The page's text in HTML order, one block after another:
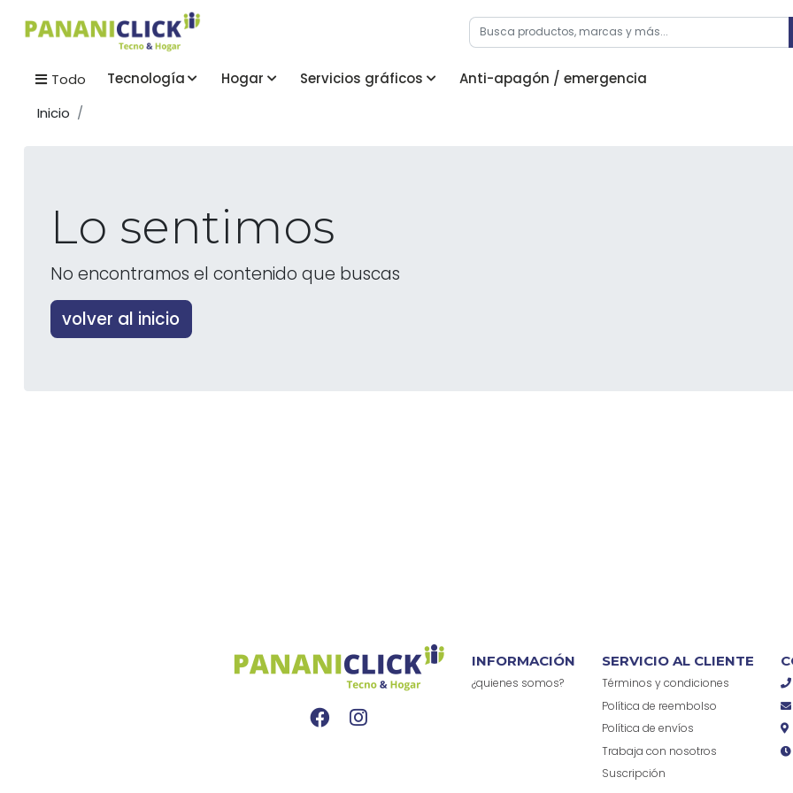
Todo Tecnología Hogar Servicios gráficos
Anti-apagón / emergencia
Inicio
Lo sentimos
No encontramos el contenido que buscas
volver al inicio
INFORMACIÓN
¿quienes somos?
SERVICIO AL CLIENTE
Términos y condiciones
Política de reembolso
Política de envíos
Trabaja con nosotros
Suscripción